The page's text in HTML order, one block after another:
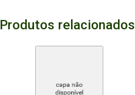
Produtos relacionados